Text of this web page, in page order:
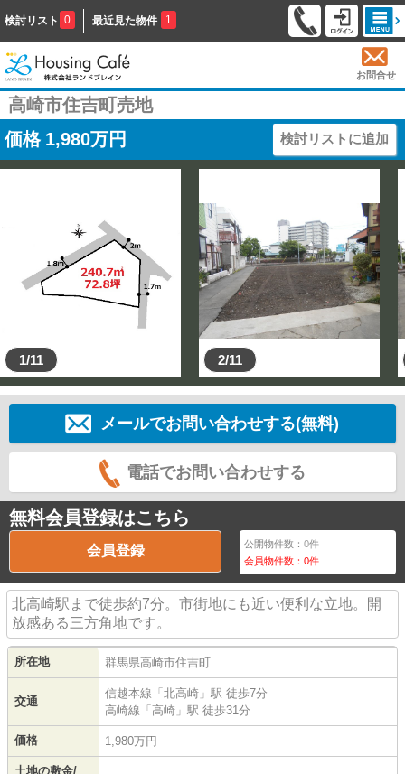
検討リスト 0 最近見た物件 1
お問合せ
高崎市住吉町売地
価格 1,980万円 検討リストに追加
1/11 2/11
メールでお問い合わせする(無料)
電話でお問い合わせする
無料会員登録はこちら
会員登録 公開物件数：0件
会員物件数：0件
北高崎駅まで徒歩約7分。市街地にも近い便利な立地。開
放感ある三方角地です。
所在地 群馬県高崎市住吉町
交通
信越本線 「 北高崎 」駅 徒歩7分
高崎線 「 高崎 」駅 徒歩31分
価格 1,980万円
土地の敷金/